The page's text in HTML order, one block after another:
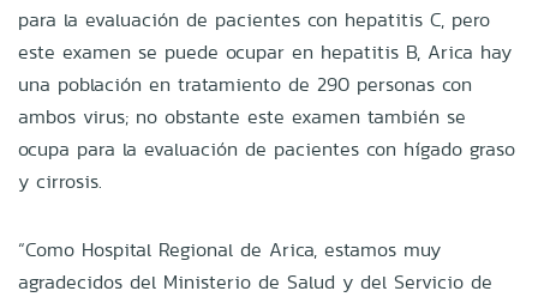
para la evaluación de pacientes con hepatitis C, pero
este examen se puede ocupar en hepatitis B, Arica hay
una población en tratamiento de 290 personas con
ambos virus; no obstante este examen también se
ocupa para la evaluación de pacientes con hígado graso
y cirrosis.
“Como Hospital Regional de Arica, estamos muy
agradecidos del Ministerio de Salud y del Servicio de